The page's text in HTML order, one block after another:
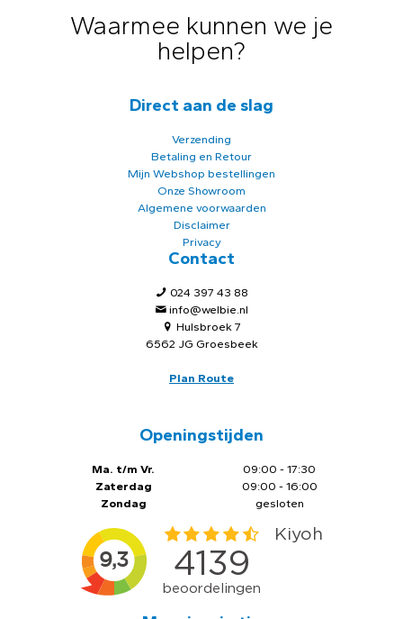
Waarmee kunnen we je
helpen?
Direct aan de slag
Verzending
Betaling en Retour
Mijn Webshop bestellingen
Onze Showroom
Algemene voorwaarden
Disclaimer
Privacy
Contact
024 397 43 88
info@welbie.nl
Hulsbroek 7
6562 JG Groesbeek
Plan Route
Openingstijden
Ma. t/m Vr.
Zaterdag
Zondag
09:00 - 17:30
09:00 - 16:00
gesloten